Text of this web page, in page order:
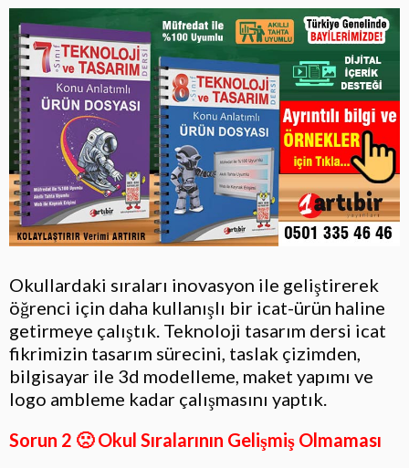
Okullardaki sıraları inovasyon ile geliştirerek
öğrenci için daha kullanışlı bir icat-ürün haline
getirmeye çalıştık. Teknoloji tasarım dersi icat
fikrimizin tasarım sürecini, taslak çizimden,
bilgisayar ile 3d modelleme, maket yapımı ve
logo ambleme kadar çalışmasını yaptık.
Sorun 2 🙁 Okul Sıralarının Gelişmiş Olmaması